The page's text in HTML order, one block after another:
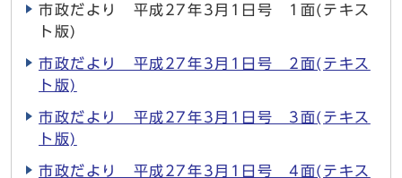
市政だより 平成27年3月1日号 1面(テキス
ト版)
市政だより 平成27年3月1日号 2面(テキス
ト版)
市政だより 平成27年3月1日号 3面(テキス
ト版)
市政だより 平成27年3月1日号 4面(テキス